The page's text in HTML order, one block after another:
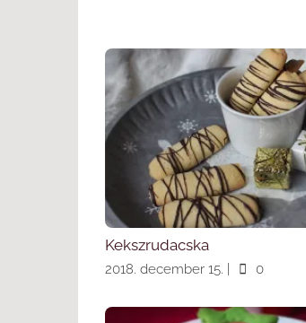
Kekszrudacska
2018. december 15. 0